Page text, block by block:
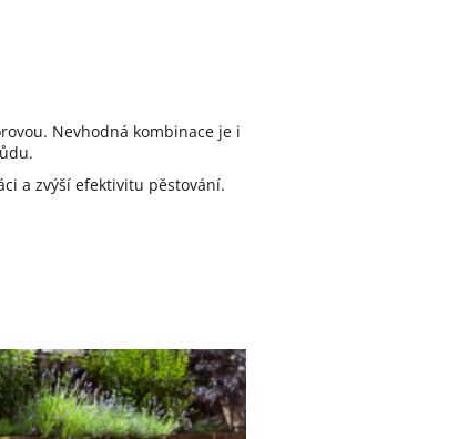
Nevhodná kombinace je i
a zvýší efektivitu pěstování.
je rozdíl mezi